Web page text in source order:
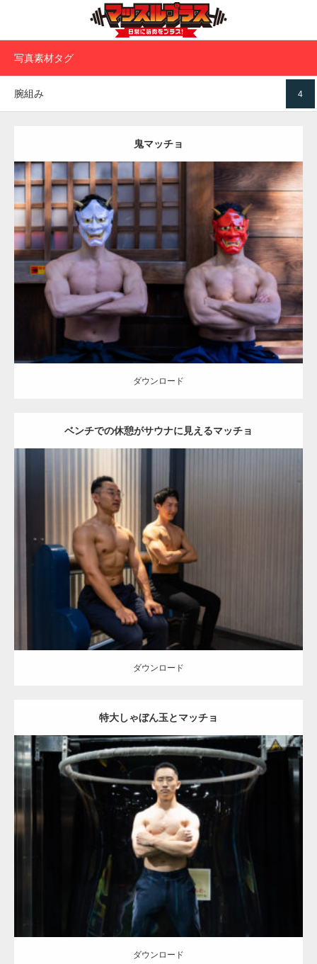
写真素材タグ
4
腕組み
鬼マッチョ
Update:2023.02.11
Category: 節分のマッチョ AKIHITO(細マッチョ) 外資系筋肉
大胸筋
大田区 (東京)
ダウンロード
ダウンロード
ベンチでの休憩がサウナに見えるマッチョ
2025.10.30
科学技術館のマッチョ オレンジの人
外資系筋肉 大胸筋 肩 千代田区（東京）
ダウンロード
ダウンロード
特大しゃぼん玉とマッチョ
Update:2025.10.30
科学技術館のマッチョ オレンジの人
代田区（東京）
ダウンロード
ダウンロード
【YouTube】マッチョフリー素材メンバーが